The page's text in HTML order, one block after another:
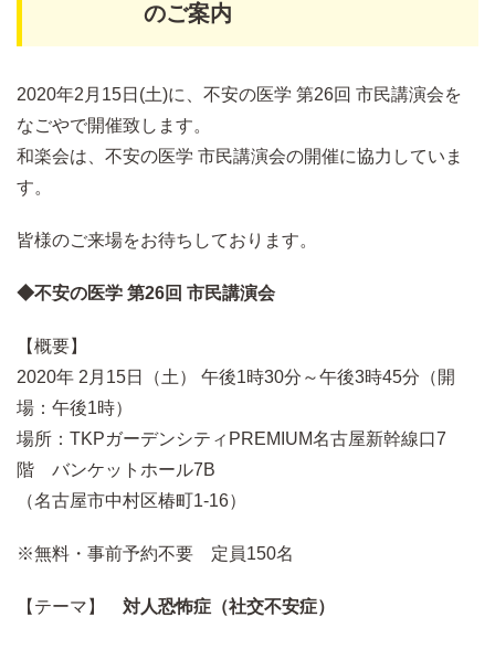
のご案内
2020年2月15日(土)に、不安の医学 第26回 市民講演会を
なごやで開催致します。
和楽会は、不安の医学 市民講演会の開催に協力していま
す。
皆様のご来場をお待ちしております。
◆不安の医学 第26回 市民講演会
【概要】
2020年 2月15日（土） 午後1時30分～午後3時45分（開
場：午後1時）
場所：TKPガーデンシティPREMIUM名古屋新幹線口7
階 バンケットホール7B
（名古屋市中村区椿町1-16）
※無料・事前予約不要 定員150名
【テーマ】 対人恐怖症（社交不安症）